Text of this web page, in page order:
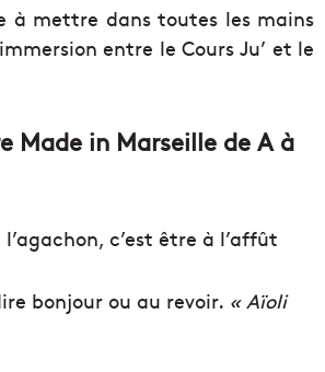
à mettre dans toutes les mains
entre le Cours Ju’ et le
Made in Marseille de A à
c’est être à l’affût
bonjour ou au revoir. « Aïoli